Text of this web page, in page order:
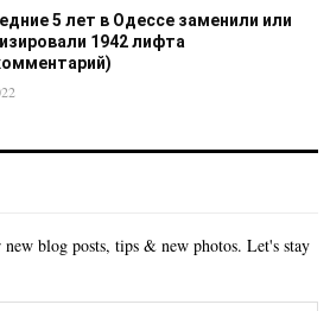
5 лет в Одессе заменили или
1942 лифта
blog posts, tips & new photos. Let's stay